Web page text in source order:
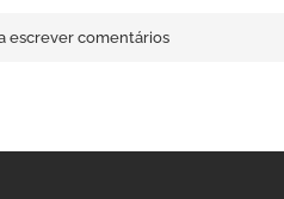
escrever comentários